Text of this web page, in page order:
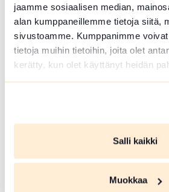
jaamme sosiaalisen median,
alan kumppaneillemme tietoja siitä,
sivustoamme. Kumppanimme
tietoja muihin tietoihin, joita olet
kerätty, kun olet käyttänyt heidän
Salli kaikki
Muokkaa
Perttulantie 24 , Ypäjä
Ypäjän melontareitti kulkee
yhteensä 10,5 kilometrin
Ypäjän keskustaa ja kulkee
rjoten...
Lue lisää luontokohteesta